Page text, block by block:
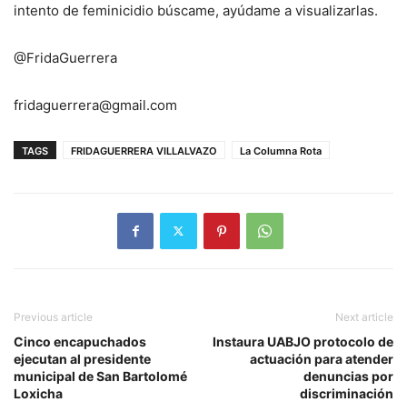
intento de feminicidio búscame, ayúdame a visualizarlas.
@FridaGuerrera
fridaguerrera@gmail.com
TAGS FRIDAGUERRERA VILLALVAZO La Columna Rota
Previous article
Cinco encapuchados
ejecutan al presidente
municipal de San Bartolomé
Loxicha
Next article
Instaura UABJO protocolo de
actuación para atender
denuncias por
discriminación